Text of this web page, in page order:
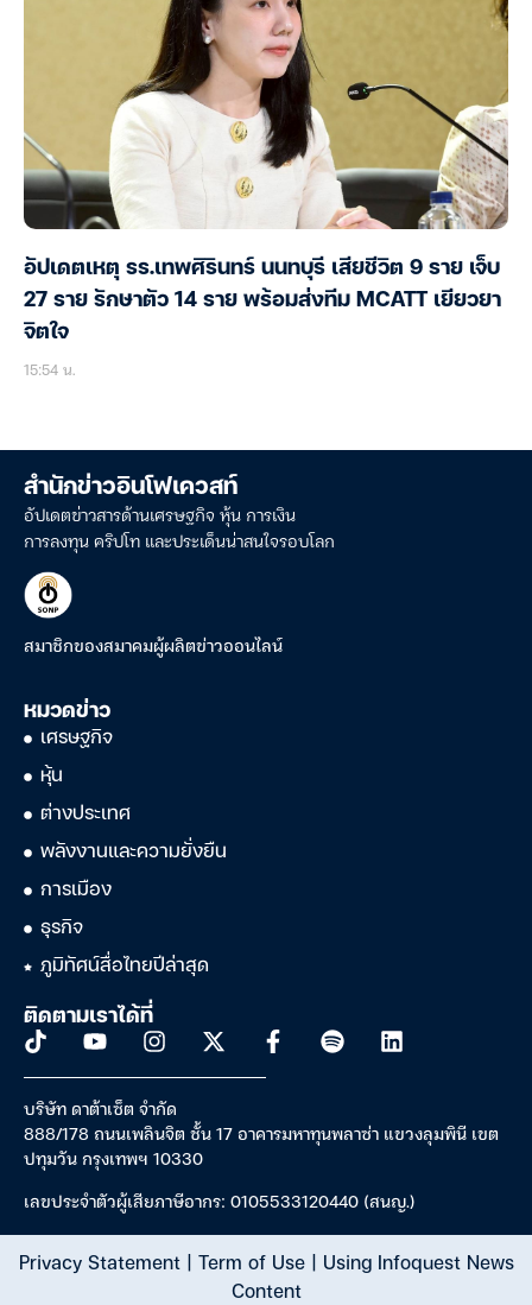
อัปเดตเหตุ รร.เทพศิรินทร์ นนทบุรี เสียชีวิต 9 ราย เจ็บ
27 ราย รักษาตัว 14 ราย พร้อมส่งทีม MCATT เยียวยา
จิตใจ
15:54 น.
สำนักข่าวอินโฟเควสท์
อัปเดตข่าวสารด้านเศรษฐกิจ หุ้น การเงิน
การลงทุน คริปโท และประเด็นน่าสนใจรอบโลก
สมาชิกของสมาคมผู้ผลิตข่าวออนไลน์
หมวดข่าว
เศรษฐกิจ
หุ้น
ต่างประเทศ
พลังงานและความยั่งยืน
การเมือง
ธุรกิจ
ภูมิทัศน์สื่อไทยปีล่าสุด
ติดตามเราได้ที่
บริษัท ดาต้าเซ็ต จำกัด
888/178 ถนนเพลินจิต ชั้น 17 อาคารมหาทุนพลาซ่า แขวงลุมพินี เขต
ปทุมวัน กรุงเทพฯ 10330
เลขประจำตัวผู้เสียภาษีอากร: 0105533120440 (สนญ.)
Privacy Statement| Term of Use| Using Infoquest News
Content